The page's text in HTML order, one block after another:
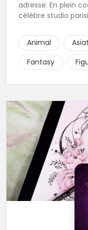
adresse. En plein
célèbre studio
triés sur le volet
styles avec une
irréprochables.
Animal
Fantasy